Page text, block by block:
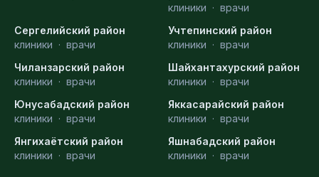
клиники · врачи
Сергелийский район
клиники · врачи
Учтепинский район
клиники · врачи
Чиланзарский район
клиники · врачи
Шайхантахурский район
клиники · врачи
Юнусабадский район
клиники · врачи
Яккасарайский район
клиники · врачи
Янгихаётский район
клиники · врачи
Яшнабадский район
клиники · врачи